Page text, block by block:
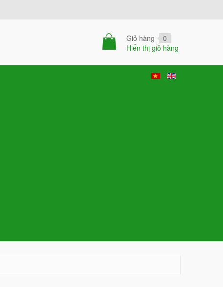
Giỏ hàng
0
Hiển thị giỏ hàng